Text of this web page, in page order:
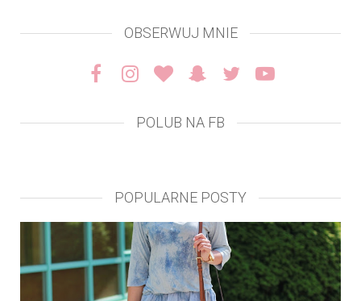
OBSERWUJ MNIE
POLUB NA FB
POPULARNE POSTY